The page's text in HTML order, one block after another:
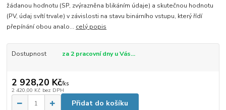
žádanou hodnotu (SP, zvýrazněna blikáním údaje) a skutečnou hodnotu
(PV, údaj svítí trvale) v závislosti na stavu binárního vstupu, který řídí
přepínání obou analo... celý popis
Dostupnost za 2 pracovní dny u Vás...
2 928,20 Kč/ks
2 420,00 Kč bez DPH
Přidat do košíku